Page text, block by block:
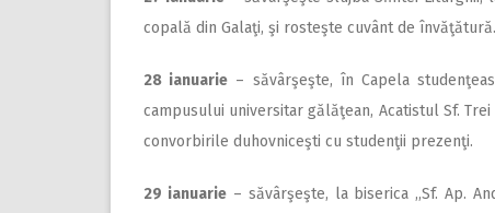
copală din Galaţi, şi rosteşte cuvânt de învăţătură.
28 ianuarie – săvârşeşte, în Capela
campusului universitar gălăţean, Acatistul Sf.
convorbirile duhovniceşti cu studenţii prezenţi.
29 ianuarie– săvârşeşte, la biserica ,,Sf. Ap.